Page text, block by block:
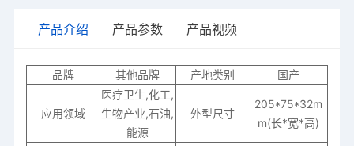
产品介绍 产品参数 产品视频
品牌 其他品牌 产地类别 国产
应用领域
医疗卫生,化工,
生物产业,石油,
能源
外型尺寸
205*75*32m
m(长*宽*高)